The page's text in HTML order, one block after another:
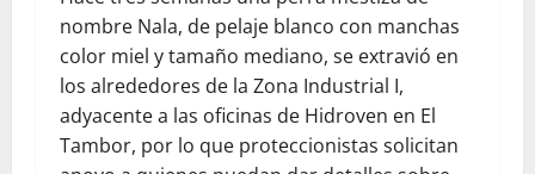
nombre Nala, de pelaje blanco con manchas
color miel y tamaño mediano, se extravió en
los alrededores de la Zona Industrial I,
adyacente a las oficinas de Hidroven en El
Tambor, por lo que proteccionistas solicitan